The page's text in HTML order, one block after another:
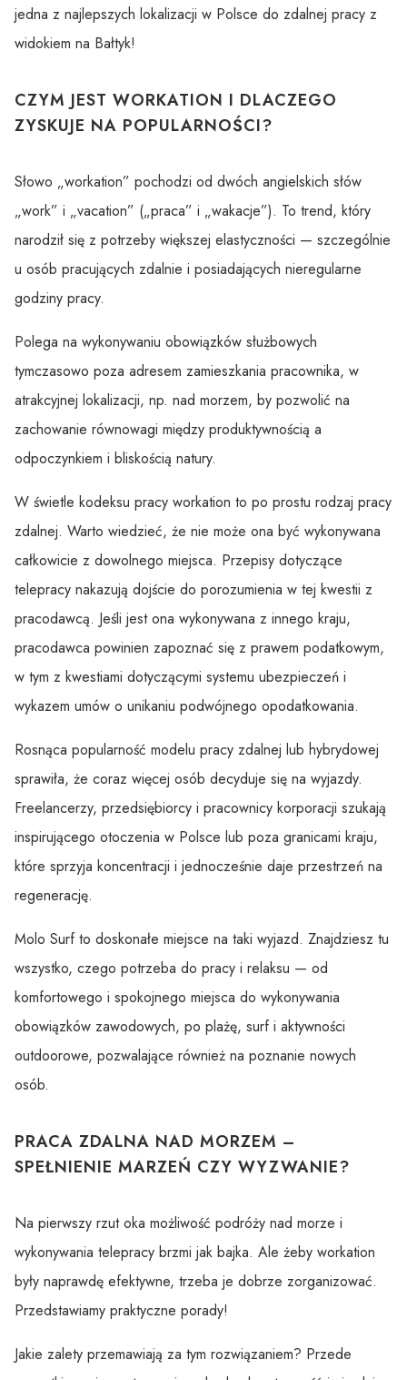
jedna z najlepszych lokalizacji w Polsce do zdalnej pracy z
widokiem na Bałtyk!
CZYM JEST WORKATION I DLACZEGO
ZYSKUJE NA POPULARNOŚCI?
Słowo „workation” pochodzi od dwóch angielskich słów
„work” i „vacation” („praca” i „wakacje”). To trend, który
narodził się z potrzeby większej elastyczności — szczególnie
u osób pracujących zdalnie i posiadających nieregularne
godziny pracy.
Polega na wykonywaniu obowiązków służbowych
tymczasowo poza adresem zamieszkania pracownika, w
atrakcyjnej lokalizacji, np. nad morzem, by pozwolić na
zachowanie równowagi między produktywnością a
odpoczynkiem i bliskością natury.
W świetle kodeksu pracy workation to po prostu rodzaj pracy
zdalnej. Warto wiedzieć, że nie może ona być wykonywana
całkowicie z dowolnego miejsca. Przepisy dotyczące
telepracy nakazują dojście do porozumienia w tej kwestii z
pracodawcą. Jeśli jest ona wykonywana z innego kraju,
pracodawca powinien zapoznać się z prawem podatkowym,
w tym z kwestiami dotyczącymi systemu ubezpieczeń i
wykazem umów o unikaniu podwójnego opodatkowania.
Rosnąca popularność modelu pracy zdalnej lub hybrydowej
sprawiła, że coraz więcej osób decyduje się na wyjazdy.
Freelancerzy, przedsiębiorcy i pracownicy korporacji szukają
inspirującego otoczenia w Polsce lub poza granicami kraju,
które sprzyja koncentracji i jednocześnie daje przestrzeń na
regenerację.
Molo Surf to doskonałe miejsce na taki wyjazd. Znajdziesz tu
wszystko, czego potrzeba do pracy i relaksu — od
komfortowego i spokojnego miejsca do wykonywania
obowiązków zawodowych, po plażę, surf i aktywności
outdoorowe, pozwalające również na poznanie nowych
osób.
PRACA ZDALNA NAD MORZEM –
SPEŁNIENIE MARZEŃ CZY WYZWANIE?
Na pierwszy rzut oka możliwość podróży nad morze i
wykonywania telepracy brzmi jak bajka. Ale żeby workation
były naprawdę efektywne, trzeba je dobrze zorganizować.
Przedstawiamy praktyczne porady!
Jakie zalety przemawiają za tym rozwiązaniem? Przede